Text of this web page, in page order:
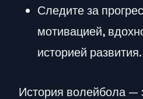
Следите за
мотивацией,
историей развития.
История волейбола —